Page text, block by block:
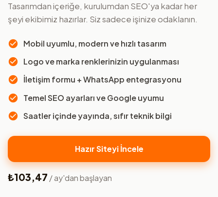
Tasarımdan içeriğe, kurulumdan SEO'ya kadar her
şeyi ekibimiz hazırlar. Siz sadece işinize odaklanın.
Mobil uyumlu, modern ve hızlı tasarım
Logo ve marka renklerinizin uygulanması
İletişim formu + WhatsApp entegrasyonu
Temel SEO ayarları ve Google uyumu
Saatler içinde yayında, sıfır teknik bilgi
Hazır Siteyi İncele
₺103,47 / ay'dan başlayan